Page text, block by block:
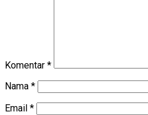
Komentar *
Nama *
Email *